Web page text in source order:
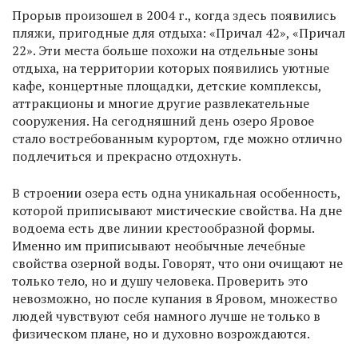
Прорыв произошел в 2004 г., когда здесь появились
пляжи, пригодные для отдыха: «Причал 42», «Причал
22». Эти места больше похожи на отдельные зоны
отдыха, на территории которых появились уютные
кафе, концертные площадки, детские комплексы,
аттракционы и многие другие развлекательные
сооружения. На сегодняшний день озеро Яровое
стало востребованным курортом, где можно отлично
подлечиться и прекрасно отдохнуть.
В строении озера есть одна уникальная особенность,
которой приписывают мистические свойства. На дне
водоема есть две линии крестообразной формы.
Именно им приписывают необычные лечебные
свойства озерной воды. Говорят, что они очищают не
только тело, но и душу человека. Проверить это
невозможно, но после купания в Яровом, множество
людей чувствуют себя намного лучше не только в
физическом плане, но и духовно возрождаются.